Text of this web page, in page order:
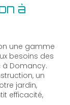
à
une gamme
besoins des
Domancy.
un
jardin,
efficacité,